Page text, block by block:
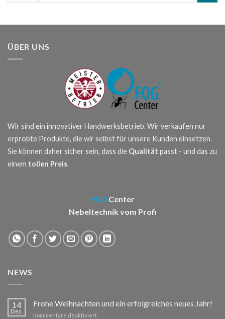
ÜBER UNS
Wir sind ein innovativer Handwerksbetrieb. Wir verkaufen nur
erprobte Produkte, die wir selbst für unsere Kunden einsetzen.
Sie können daher sicher sein, dass die Qualität passt - und das zu
einem tollen Preis.
FOGCenter
Nebeltechnik vom Profi
NEWS
14
Dez.
Frohe Weihnachten und ein erfolgreiches neues Jahr!
Kommentare deaktiviertfür